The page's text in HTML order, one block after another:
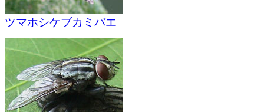
ツマホシケブカミバエ